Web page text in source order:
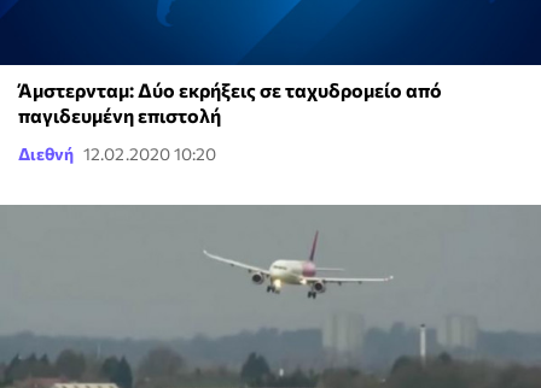
Άμστερνταμ: Δύο εκρήξεις σε ταχυδρομείο από
παγιδευμένη επιστολή
Διεθνή 12.02.2020 10:20